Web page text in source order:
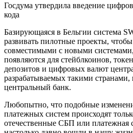
Госдума утвердила введение
кода
Базирующаяся в Бельгии система
развивать пилотные проекты,
совместимыми с новыми
появляются для стейблкоинов,
депозитов и цифровых валют
разрабатываемых такими
центральный банк.
Любопытно, что подобные
платежных систем происходят
отечественные СБП или платежная